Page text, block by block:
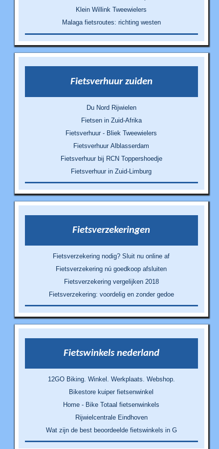
Klein Willink Tweewielers
Malaga fietsroutes: richting westen
Fietsverhuur zuiden
Du Nord Rijwielen
Fietsen in Zuid-Afrika
Fietsverhuur - Bliek Tweewielers
Fietsverhuur Alblasserdam
Fietsverhuur bij RCN Toppershoedje
Fietsverhuur in Zuid-Limburg
Fietsverzekeringen
Fietsverzekering nodig? Sluit nu online af
Fietsverzekering nú goedkoop afsluiten
Fietsverzekering vergelijken 2018
Fietsverzekering: voordelig en zonder gedoe
Fietswinkels nederland
12GO Biking. Winkel. Werkplaats. Webshop.
Bikestore kuiper fietsenwinkel
Home - Bike Totaal fietsenwinkels
Rijwielcentrale Eindhoven
Wat zijn de best beoordeelde fietswinkels in G